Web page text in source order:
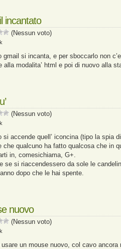
incantato
(Nessun voto)
gmail si incanta, e per sboccarlo non
alla modalita’ html e poi di nuovo alla
(Nessun voto)
si accende quell’ iconcina (tipo la spia
che qualcuno ha fatto qualcosa che in
in, comesichiama, G+.
se si riaccendessero da sole le
dopo che le hai spente.
nuovo
(Nessun voto)
usare un mouse nuovo, col cavo